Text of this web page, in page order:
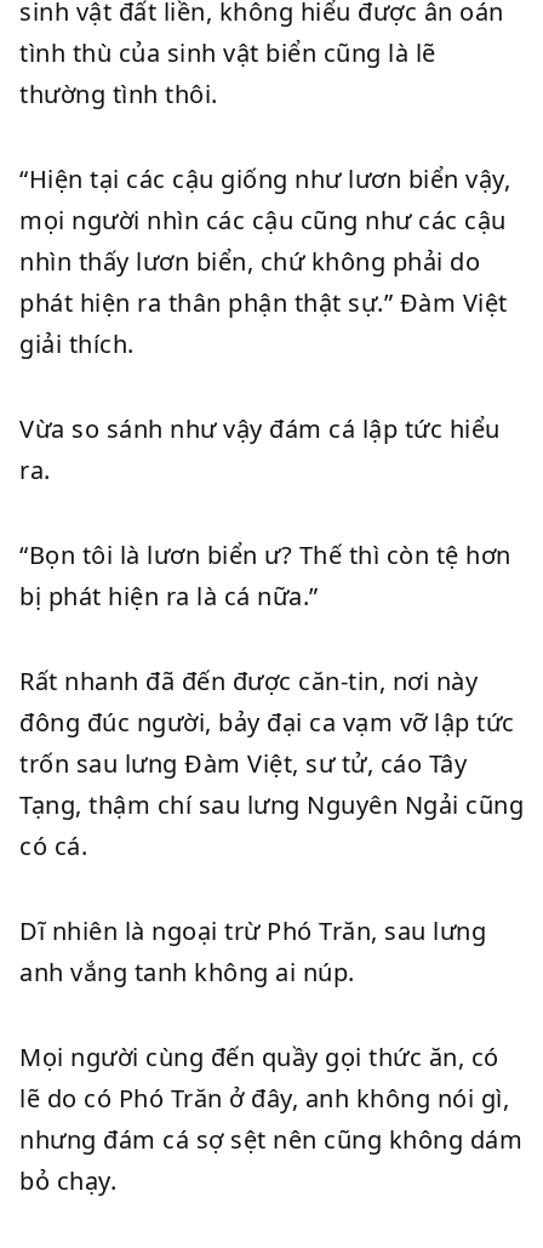
sinh vật đất liền, không hiểu được ân oán
tình thù của sinh vật biển cũng là lẽ
thường tình thôi.
“Hiện tại các cậu giống như lươn biển vậy,
mọi người nhìn các cậu cũng như các cậu
nhìn thấy lươn biển, chứ không phải do
phát hiện ra thân phận thật sự.” Đàm Việt
giải thích.
Vừa so sánh như vậy đám cá lập tức hiểu
ra.
“Bọn tôi là lươn biển ư? Thế thì còn tệ hơn
bị phát hiện ra là cá nữa.”
Rất nhanh đã đến được căn-tin, nơi này
đông đúc người, bảy đại ca vạm vỡ lập tức
trốn sau lưng Đàm Việt, sư tử, cáo Tây
Tạng, thậm chí sau lưng Nguyên Ngải cũng
có cá.
Dĩ nhiên là ngoại trừ Phó Trăn, sau lưng
anh vắng tanh không ai núp.
Mọi người cùng đến quầy gọi thức ăn, có
lẽ do có Phó Trăn ở đây, anh không nói gì,
nhưng đám cá sợ sệt nên cũng không dám
bỏ chạy.